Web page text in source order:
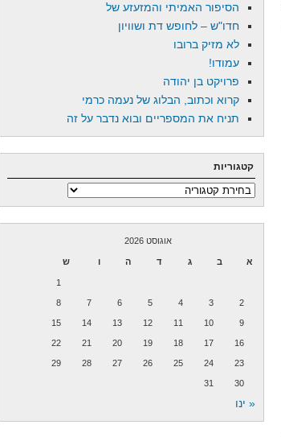
הסיפור האמיתי והמזעזע של
חדו"ש – לחופש דת ושוויון
לא מזיק ברובו
עמודו!
פרויקט בן יהודה
קרוא וכתוב, הבלוג של נעמה כרמי
תניח את המספריים ובוא נדבר על זה
קטגוריות
קטגוריות
אוגוסט 2026
א ב ג ד ה ו ש
1
2
3
4
5
6
7
8
9
10
11
12
13
14
15
16
17
18
19
20
21
22
23
24
25
26
27
28
29
30
31
« ינו